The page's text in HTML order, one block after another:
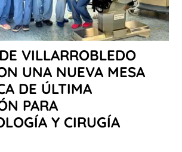
VILLARROBLEDO
UNA NUEVA MESA
DE ÚLTIMA
PARA
Y CIRUGÍA